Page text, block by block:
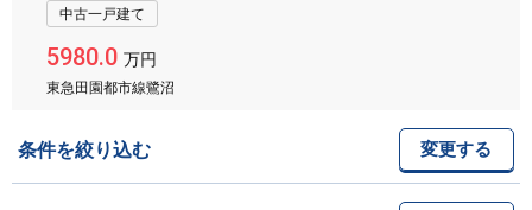
中古一戸建て
5980.0 万円
東急田園都市線鷺沼
条件を絞り込む 変更する